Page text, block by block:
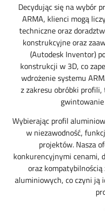
Decydując się na wybór
ARMA, klienci mogą
techniczne oraz
konstrukcyjne oraz
(Autodesk Inventor)
konstrukcji w 3D, co
wdrożenie systemu
z zakresu obróbki
Wybierając profil
w niezawodność,
projektów. Nasza
konkurencyjnymi cenami,
oraz
aluminiowych, co czyni ją